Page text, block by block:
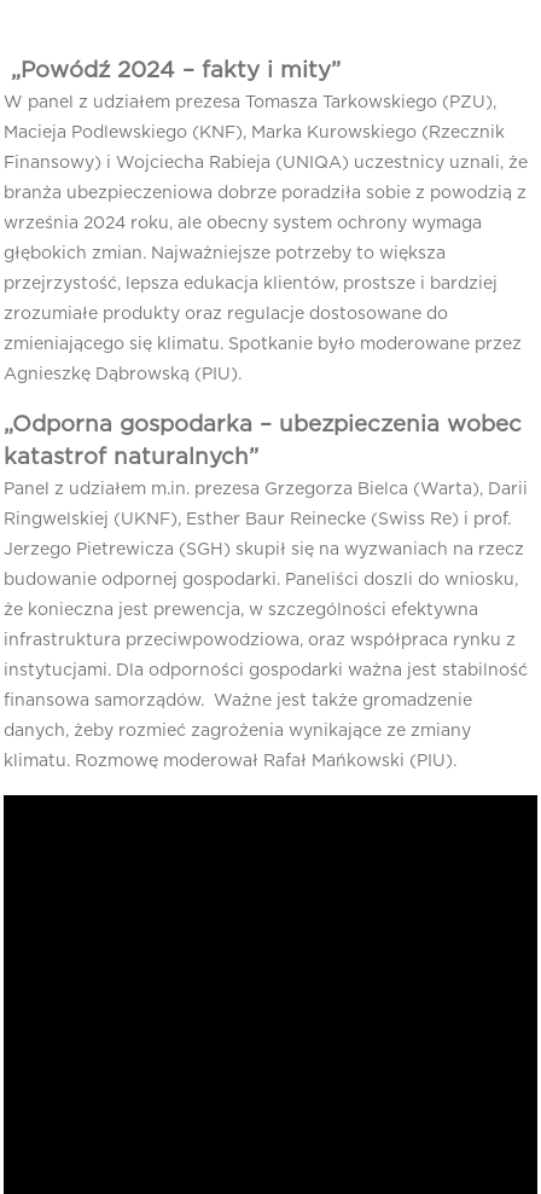
„Powódź 2024 – fakty i mity”
W panel z udziałem prezesa Tomasza Tarkowskiego (PZU),
Macieja Podlewskiego (KNF), Marka Kurowskiego (Rzecznik
Finansowy) i Wojciecha Rabieja (UNIQA) uczestnicy uznali, że
branża ubezpieczeniowa dobrze poradziła sobie z powodzią z
września 2024 roku, ale obecny system ochrony wymaga
głębokich zmian. Najważniejsze potrzeby to większa
przejrzystość, lepsza edukacja klientów, prostsze i bardziej
zrozumiałe produkty oraz regulacje dostosowane do
zmieniającego się klimatu. Spotkanie było moderowane przez
Agnieszkę Dąbrowską (PIU).
„Odporna gospodarka – ubezpieczenia wobec
katastrof naturalnych”
Panel z udziałem m.in. prezesa Grzegorza Bielca (Warta), Darii
Ringwelskiej (UKNF), Esther Baur Reinecke (Swiss Re) i prof.
Jerzego Pietrewicza (SGH) skupił się na wyzwaniach na rzecz
budowanie odpornej gospodarki. Paneliści doszli do wniosku,
że konieczna jest prewencja, w szczególności efektywna
infrastruktura przeciwpowodziowa, oraz współpraca rynku z
instytucjami. Dla odporności gospodarki ważna jest stabilność
finansowa samorządów. Ważne jest także gromadzenie
danych, żeby rozmieć zagrożenia wynikające ze zmiany
klimatu. Rozmowę moderował Rafał Mańkowski (PIU).